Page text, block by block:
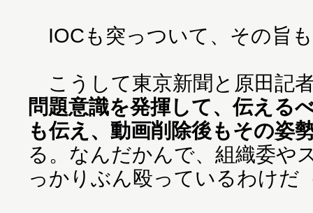
IOCも突っついて、その旨
こうして東京新聞と原田記
問題意識を発揮して、伝える
も伝え、動画削除後もその姿
る。なんだかんで、組織委や
っかりぶん殴っているわけだ